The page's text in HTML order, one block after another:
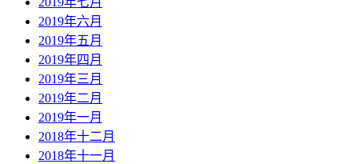
2019年六月
2019年五月
2019年四月
2019年三月
2019年二月
2019年一月
2018年十二月
2018年十一月